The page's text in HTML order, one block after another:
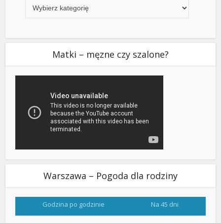
Matki – męzne czy szalone?
Warszawa – Pogoda dla rodziny
Godzina po godzinie Na 45 dni